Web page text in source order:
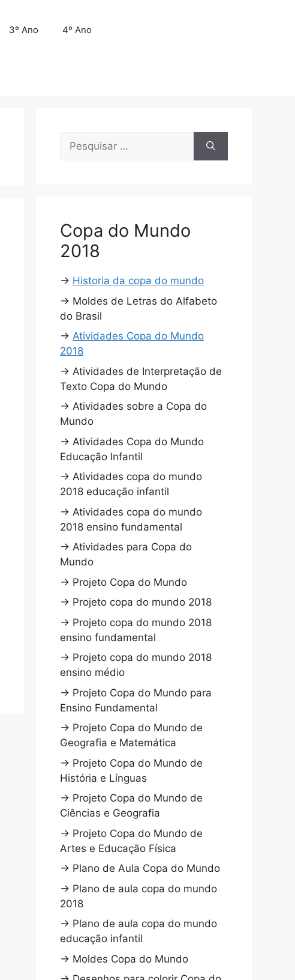
3º Ano 4º Ano
Pesquisar
Copa do Mundo
2018
→ Historia da copa do mundo
→ Moldes de Letras do Alfabeto
do Brasil
→ Atividades Copa do Mundo
2018
→ Atividades de Interpretação de
Texto Copa do Mundo
→ Atividades sobre a Copa do
Mundo
→ Atividades Copa do Mundo
Educação Infantil
→ Atividades copa do mundo
2018 educação infantil
→ Atividades copa do mundo
2018 ensino fundamental
→ Atividades para Copa do
Mundo
→ Projeto Copa do Mundo
→ Projeto copa do mundo 2018
→ Projeto copa do mundo 2018
ensino fundamental
→ Projeto copa do mundo 2018
ensino médio
→ Projeto Copa do Mundo para
Ensino Fundamental
→ Projeto Copa do Mundo de
Geografia e Matemática
→ Projeto Copa do Mundo de
História e Línguas
→ Projeto Copa do Mundo de
Ciências e Geografia
→ Projeto Copa do Mundo de
Artes e Educação Física
→ Plano de Aula Copa do Mundo
→ Plano de aula copa do mundo
2018
→ Plano de aula copa do mundo
educação infantil
→ Moldes Copa do Mundo